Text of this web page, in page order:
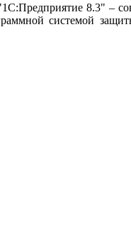
8.3" –
системой